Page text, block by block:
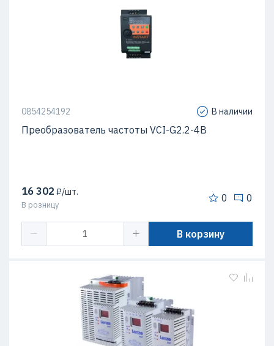
0854254192 В наличии
Преобразователь частоты VCI-G2.2-4B
16 302 ₽/шт.
В розницу
0 0
В корзину